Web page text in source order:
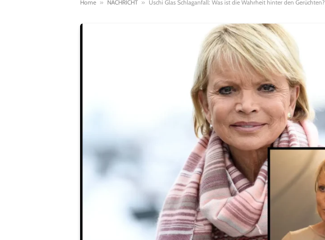
Home » NACHRICHT » Uschi Glas Schlaganfall: Was ist die Wahrheit hinter den Gerüchten?